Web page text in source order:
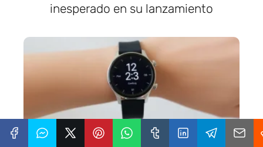
inesperado en su lanzamiento
Xiaomi Watch S3 presenta eSIM,